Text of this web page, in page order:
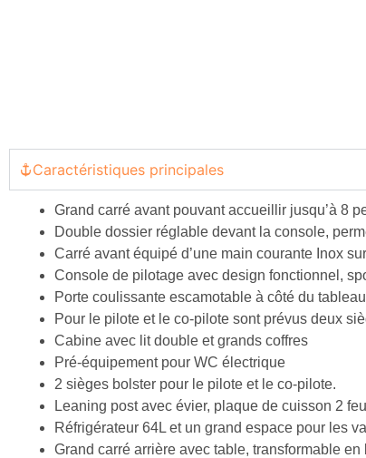
Caractéristiques principales
Grand carré avant pouvant accueillir jusqu’à 8
Double dossier réglable devant la console,
Carré avant équipé d’une main courante Inox
Console de pilotage avec design fonctionnel,
Porte coulissante escamotable à côté du
Pour le pilote et le co-pilote sont prévus deux
Cabine avec lit double et grands coffres
Pré-équipement pour WC électrique
2 sièges bolster pour le pilote et le co-pilote.
Leaning post avec évier, plaque de cuisson 2
Réfrigérateur 64L et un grand espace pour les
Grand carré arrière avec table, transformable